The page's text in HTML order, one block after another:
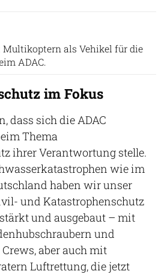
Multikoptern als Vehikel für die
ADAC.
im Fokus
dass sich die ADAC
Thema
ihrer Verantwortung stelle.
wie im
haben wir unser
und Katastrophenschutz
und ausgebaut – mit
und
aber auch mit
Luftrettung, die jetzt